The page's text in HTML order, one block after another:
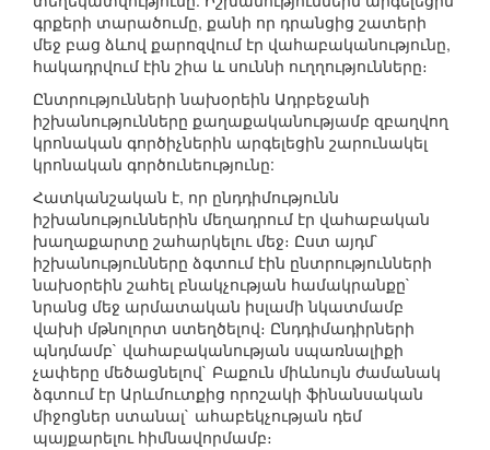
գրքերի տարածումը, քանի որ դրանցից շատերի
մեջ բաց ձևով քարոզվում էր վահաբականությունը,
հակադրվում էին շիա և սուննի ուղղությունները։
Ընտրությունների նախօրեին Ադրբեջանի
իշխանությունները քաղաքականությամբ զբաղվող
կրոնական գործիչներին արգելեցին շարունակել
կրոնական գործունեությունը:
Հատկանշական է, որ ընդդիմությունն
իշխանություններին մեղադրում էր վահաբական
խաղաքարտը շահարկելու մեջ։ Ըստ այդմ`
իշխանությունները ձգտում էին ընտրությունների
նախօրեին շահել բնակչության համակրանքը`
նրանց մեջ արմատական իսլամի նկատմամբ
վախի մթնոլորտ ստեղծելով։ Ընդդիմադիրների
պնդմամբ` վահաբականության սպառնալիքի
չափերը մեծացնելով` Բաքուն միևնույն ժամանակ
ձգտում էր Արևմուտքից որոշակի ֆինանսական
միջոցներ ստանալ` ահաբեկչության դեմ
պայքարելու հիմնավորմամբ։